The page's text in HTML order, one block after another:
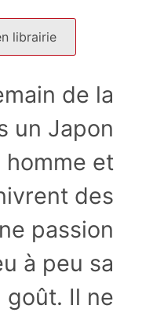
librairie
de la
un Japon
homme et
des
passion
à peu sa
goût. Il ne